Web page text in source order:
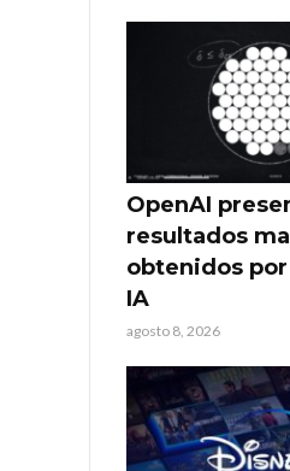
OpenAI
resultados
obtenidos
IA
agosto 8, 2026